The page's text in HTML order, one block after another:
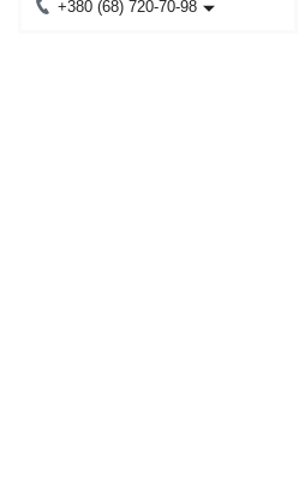
+380 (68) 720-70-98